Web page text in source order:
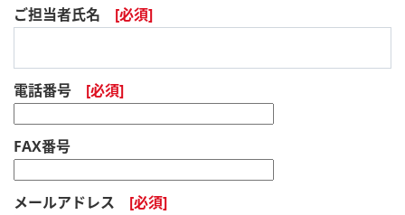
ご担当者氏名
電話番号
FAX番号
メールアドレス